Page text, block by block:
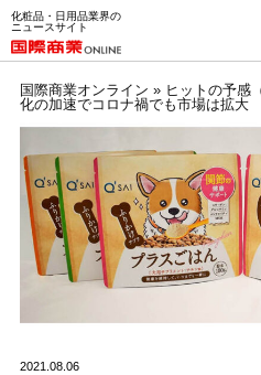
化粧品・日用品業界の
ニュースサイト
国際商業オンライン » ヒットの予
化の加速でコロナ禍でも市場は拡大
2021.08.06